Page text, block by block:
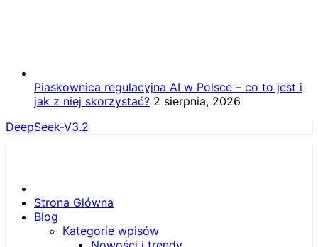
Piaskownica regulacyjna AI w Polsce – co to jest i
jak z niej skorzystać? 2 sierpnia, 2026
DeepSeek-V3.2
Strona Główna
Blog
Kategorie wpisów